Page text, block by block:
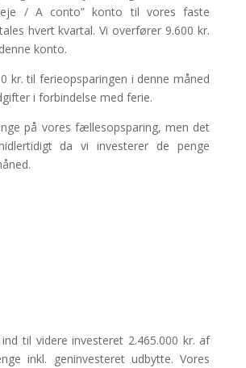
/ A conto” konto til vores faste
hvert kvartal. Vi overfører 9.600 kr.
konto.
kr. til ferieopsparingen i denne måned
i forbindelse med ferie.
på vores fællesopsparing, men det
da vi investerer de penge
til videre investeret 2.465.000 kr. af
inkl. geninvesteret udbytte. Vores